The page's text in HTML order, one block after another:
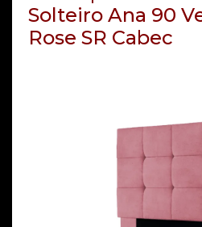
Solteiro Ana 90
Rose SR Cabec